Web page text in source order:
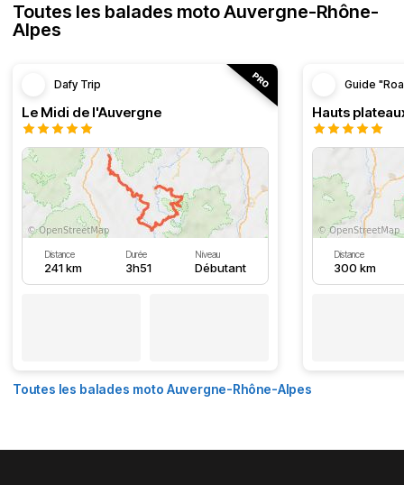
Toutes les balades moto Auvergne-Rhône-
Alpes
Dafy Trip
Le Midi de l'Auvergne
Distance
241 km
Durée
3h51
Niveau
Débutant
Guide
Hauts
Distance
300 km
Toutes les balades moto Auvergne-Rhône-Alpes